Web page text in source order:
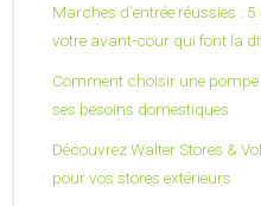
Marches d’entrée réussies :
votre avant-cour qui font la
Comment choisir une
ses besoins domestiques
Découvrez Walter Stores &
pour vos stores extérieurs